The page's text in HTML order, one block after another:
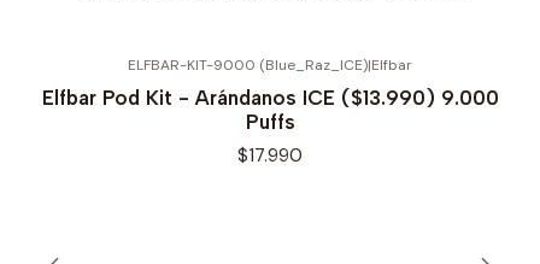
ELFBAR-KIT-9000 (Blue_Raz_ICE)|Elfbar
Elfbar Pod Kit - Arándanos ICE ($13.990) 9.000
Puffs
$17.990